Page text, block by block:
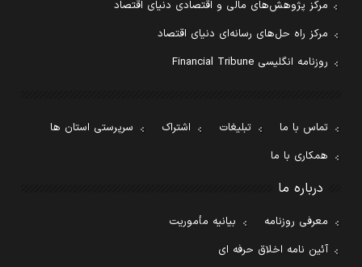
مرکز پژوهش‌های مالی و اقتصادی دنیای اقتصاد
مرکز راه حل‌های رسانه‌ای دنیای اقتصاد
روزنامه انگلیسی Financial Tribune
تماس با ما تبلیغات اشتراک
سرپرستی استان ها
همکاری با ما
درباره ما
معرفی روزنامه
بیانیه مأموریت
آئین نامه اخلاق حرفه ای